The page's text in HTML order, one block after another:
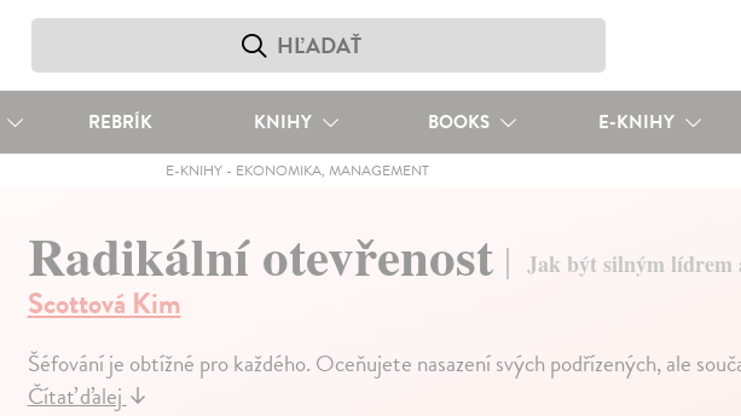
REBRÍK KNIHY BOOKS E-KNIHY
E-KNIHY- EKONOMIKA, MANAGEMENT
Radikální otevřenost Jak být silným lídrem
Scottová Kim
Šéfování je obtížné pro každého. Oceňujete nasazení svých podřízených, ale
Čítať ďalej↓